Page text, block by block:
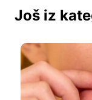
Još iz